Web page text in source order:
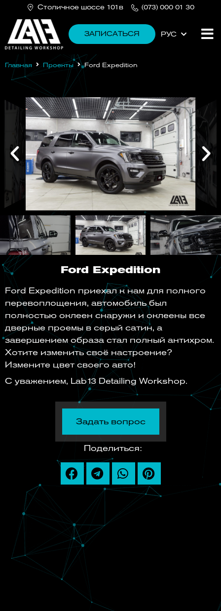
Cтоличное шоссе 101в (073) 000 01 30
ЗАПИСАТЬСЯ РУС
УКР
Главная Проекты Ford Expedition
Ford Expedition
Ford Expedition приехал к нам для полного
перевоплощения, автомобиль был
полностью оклеен снаружи и оклеены все
дверные проемы в серый сатин, а
завершением образа стал полный антихром.
Хотите изменить своё настроение?
Измените цвет своего авто!
С уважением, Lab13 Detailing Workshop.
Задать вопрос
Поделиться: